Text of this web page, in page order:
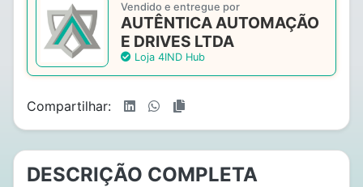
Vendido e entregue por
AUTÊNTICA AUTOMAÇÃO
E DRIVES LTDA
Loja 4IND Hub
Compartilhar:
DESCRIÇÃO COMPLETA